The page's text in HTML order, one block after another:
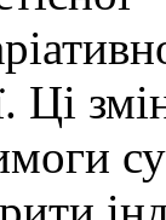
Ці